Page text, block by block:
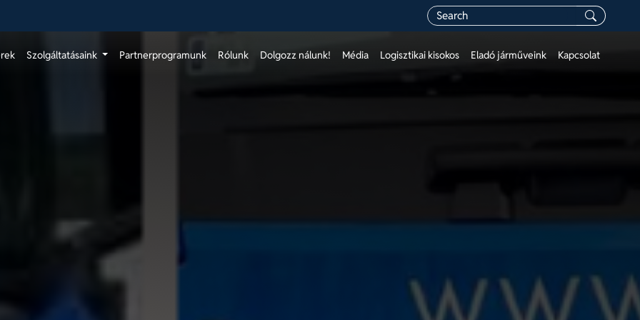
Szolgáltatásaink Partnerprogramunk Rólunk Dolgozz nálunk! Média Logisztikai kisokos Eladó járműveink Kapcsolat